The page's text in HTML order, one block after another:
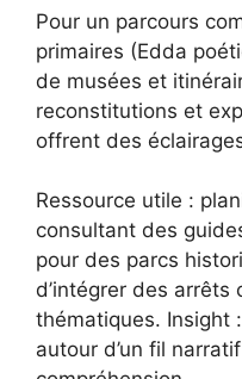
Pour un parcours
primaires (Edda
de musées et
reconstitutions et
offrent des
Ressource utile :
consultant des
pour des parcs
d’intégrer des arrêts
thématiques. Insight
autour d’un fil